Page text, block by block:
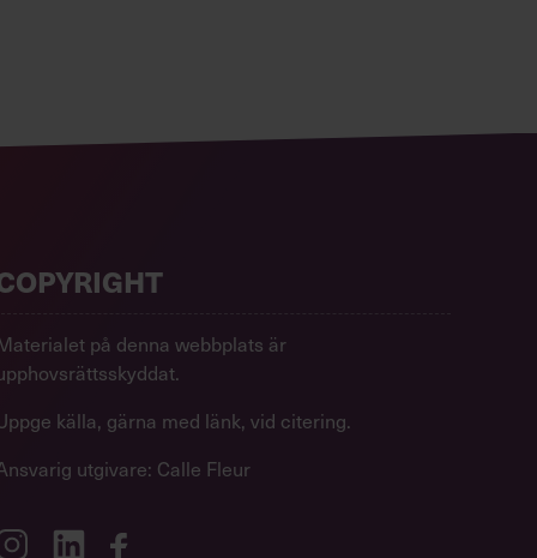
på denna webbplats är
källa, gärna med länk, vid citering.
utgivare: Calle Fleur